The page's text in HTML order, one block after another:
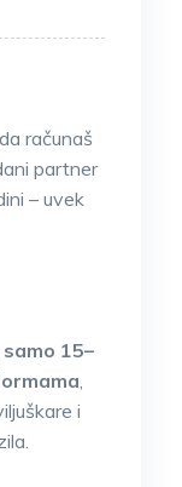
računaš
partner
– uvek
samo 15–
,
i